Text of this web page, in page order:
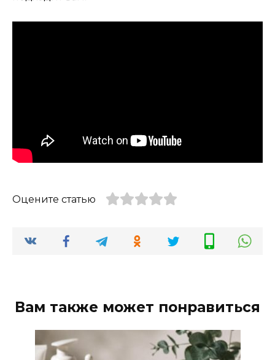
Оцените статью
Вам также может понравиться